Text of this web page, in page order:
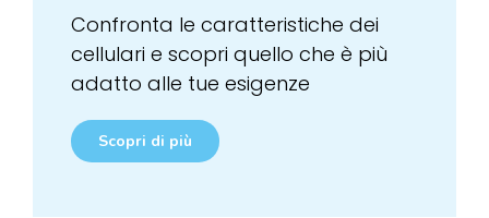
Confronta le caratteristiche dei
cellulari e scopri quello che è più
adatto alle tue esigenze
Scopri di più